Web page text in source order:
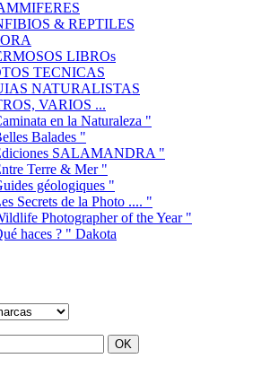
& REPTILES
LIBROs
TECNICAS
NATURALISTAS
VARIOS ...
en la Naturaleza "
Balades "
SALAMANDRA "
Terre & Mer "
géologiques "
Secrets de la Photo .... "
Photographer of the Year "
haces ? " Dakota